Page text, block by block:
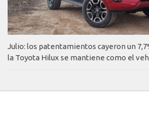
Julio: los patentamientos cayeron un
la Toyota Hilux se mantiene como el